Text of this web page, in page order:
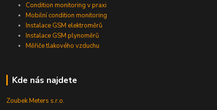
Condition monitoring v praxi
Mobilní condition monitoring
Instalace GSM elektroměrů
Instalace GSM plynoměrů
Měřiče tlakového vzduchu
Kde nás najdete
Zoubek Meters s.r.o.